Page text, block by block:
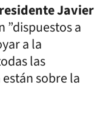
Javier
”dispuestos a
a la
las
están sobre la